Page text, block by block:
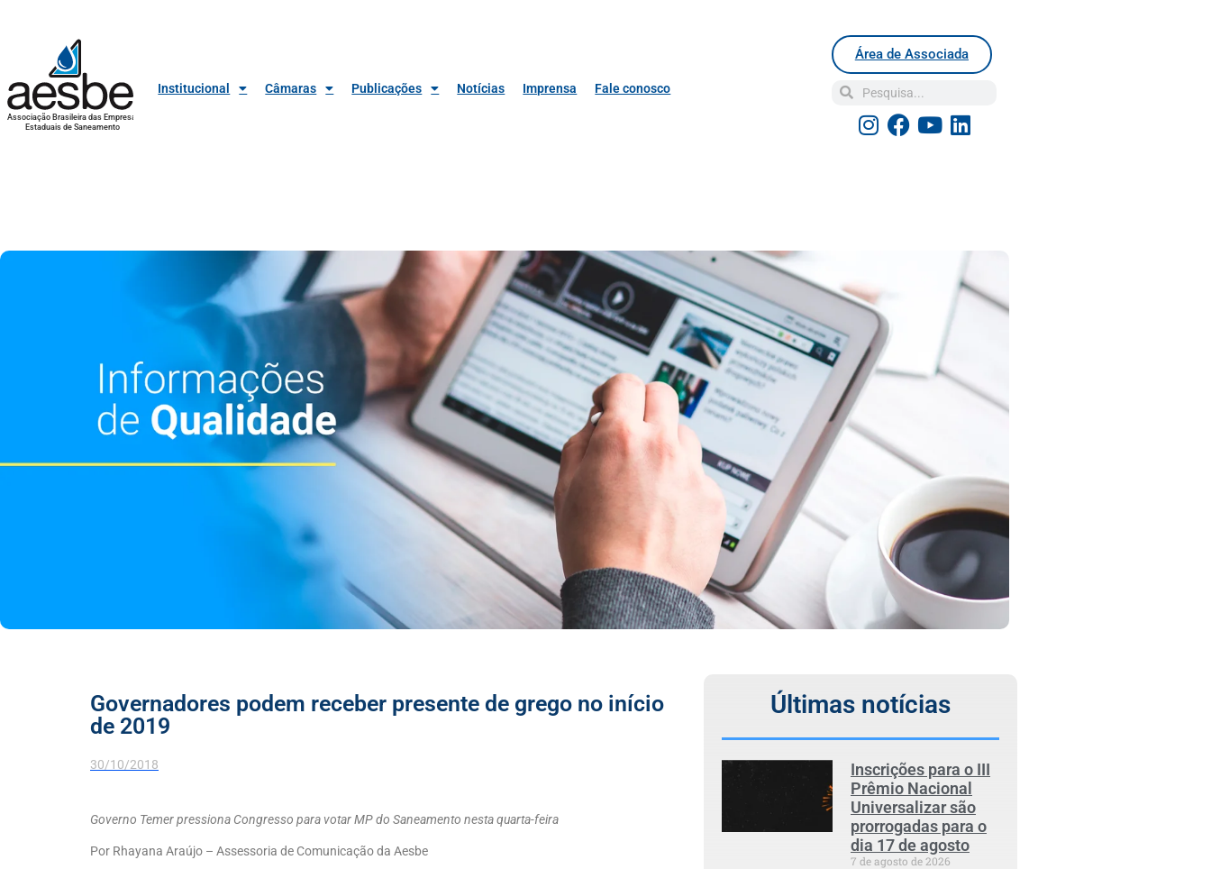
Associação Brasileira das Empresas
Estaduais de Saneamento
Institucional Câmaras Publicações Notícias Imprensa Fale conosco
Área de Associada
Governadores podem receber presente de grego no início
de 2019
30/10/2018
Governo Temer pressiona Congresso para votar MP do Saneamento nesta quarta-feira
Por Rhayana Araújo – Assessoria de Comunicação da Aesbe
Últimas notícias
Inscrições para o III
Prêmio Nacional
Universalizar são
prorrogadas para o
dia 17 de agosto
7 de agosto de 2026